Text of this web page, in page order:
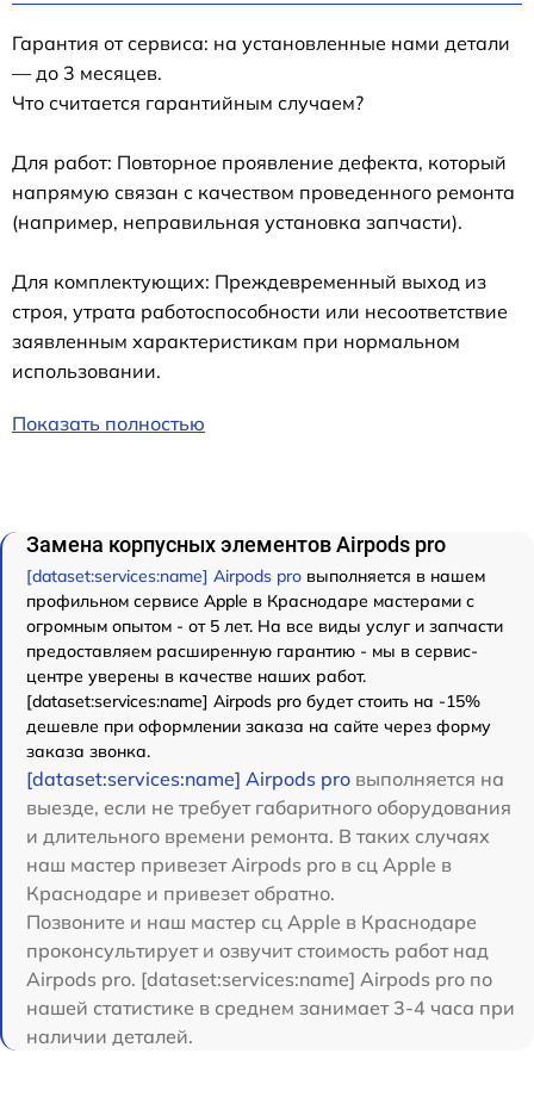
Гарантия от сервиса: на установленные нами детали
— до 3 месяцев.
Что считается гарантийным случаем?
Для работ: Повторное проявление дефекта, который
напрямую связан с качеством проведенного ремонта
(например, неправильная установка запчасти).
Для комплектующих: Преждевременный выход из
строя, утрата работоспособности или несоответствие
заявленным характеристикам при нормальном
использовании.
Показать полностью
Замена корпусных элементов Airpods pro
[dataset:services:name] Airpods pro выполняется в нашем
профильном сервисе Apple в Краснодаре мастерами с
огромным опытом - от 5 лет. На все виды услуг и запчасти
предоставляем расширенную гарантию - мы в сервис-
центре уверены в качестве наших работ.
[dataset:services:name] Airpods pro будет стоить на -15%
дешевле при оформлении заказа на сайте через форму
заказа звонка.
[dataset:services:name] Airpods pro выполняется на
выезде, если не требует габаритного оборудования
и длительного времени ремонта. В таких случаях
наш мастер привезет Airpods pro в сц Apple в
Краснодаре и привезет обратно.
Позвоните и наш мастер сц Apple в Краснодаре
проконсультирует и озвучит стоимость работ над
Airpods pro. [dataset:services:name] Airpods pro по
нашей статистике в среднем занимает 3-4 часа при
наличии деталей.